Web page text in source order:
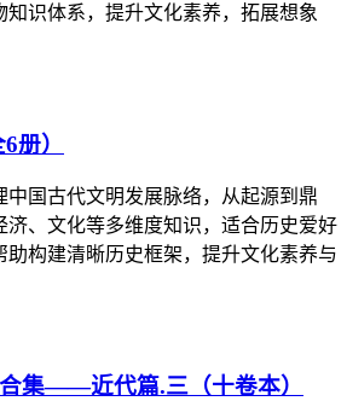
知识体系，提升文化素养，拓展想象
册）
中国古代文明发展脉络，从起源到鼎
济、文化等多维度知识，适合历史爱好
助构建清晰历史框架，提升文化素养与
集——近代篇.三（十卷本）